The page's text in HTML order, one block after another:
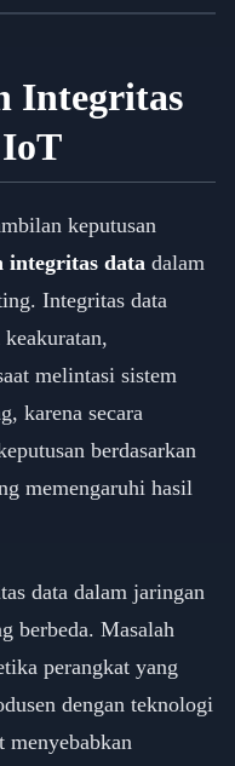
Integritas
keputusan
integritas data dalam
Integritas data
melintasi sistem
karena secara
berdasarkan
memengaruhi hasil
data dalam jaringan
berbeda. Masalah
perangkat yang
dengan teknologi
menyebabkan